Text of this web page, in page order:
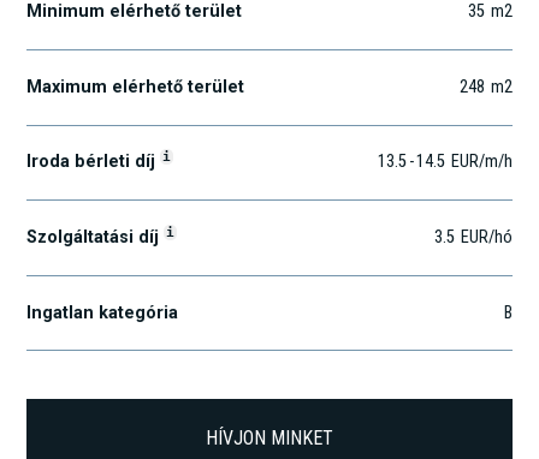
Minimum elérhető terület 35 m2
Maximum elérhető terület 248 m2
Iroda bérleti díj i 13.5-14.5 EUR/m/h
Szolgáltatási díj i 3.5 EUR/hó
Ingatlan kategória B
HÍVJON MINKET